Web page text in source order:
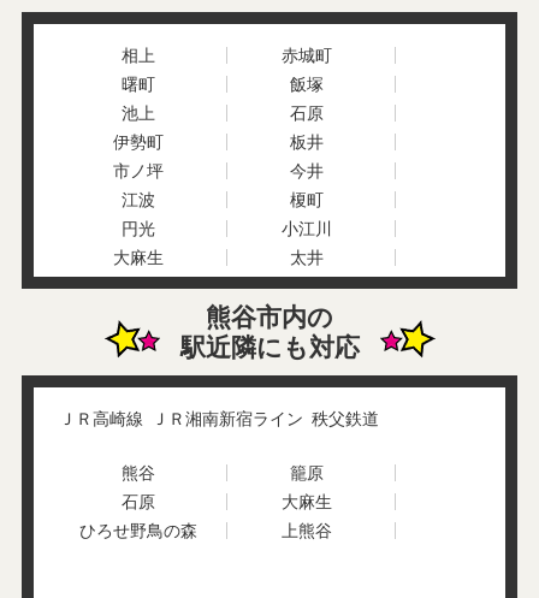
相上
赤城町
曙町
飯塚
池上
石原
伊勢町
板井
市ノ坪
今井
江波
榎町
円光
小江川
大麻生
太井
大塚
大野
押切
小曽根
男沼
柿沼
籠原南
上江袋
上恩田
上川上
上新田
上中条
上奈良
上根
熊谷市内の
駅近隣にも対応
ＪＲ高崎線 ＪＲ湘南新宿ライン 秩父鉄道
熊谷
籠原
石原
大麻生
ひろせ野鳥の森
上熊谷